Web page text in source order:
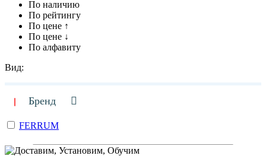
По наличию
По рейтингу
По цене ↑
По цене ↓
По алфавиту
Вид:
Бренд
FERRUM